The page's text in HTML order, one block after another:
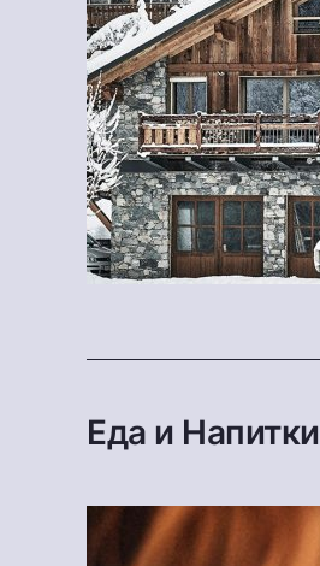
Еда и Напитки